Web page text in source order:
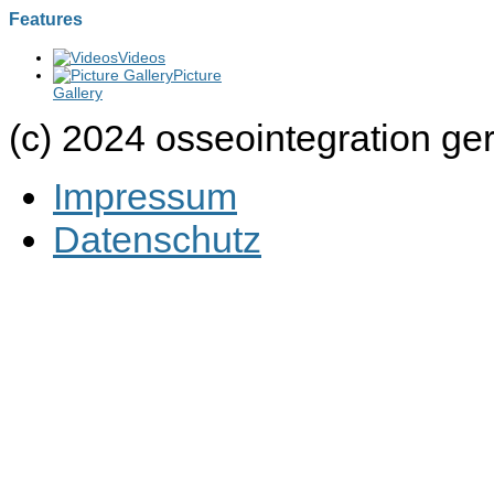
Features
Videos
Picture
Gallery
(c) 2024 osseointegration
Impressum
Datenschutz